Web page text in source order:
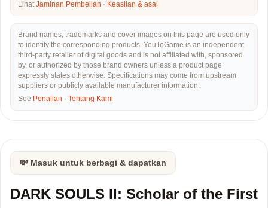
Lihat Jaminan Pembelian · Keaslian & asal
Brand names, trademarks and cover images on this page are used only
to identify the corresponding products. YouToGame is an independent
third-party retailer of digital goods and is not affiliated with, sponsored
by, or authorized by those brand owners unless a product page
expressly states otherwise. Specifications may come from upstream
suppliers or publicly available manufacturer information.
See Penafian · Tentang Kami
💸 Masuk untuk berbagi & dapatkan
DARK SOULS II: Scholar of the First